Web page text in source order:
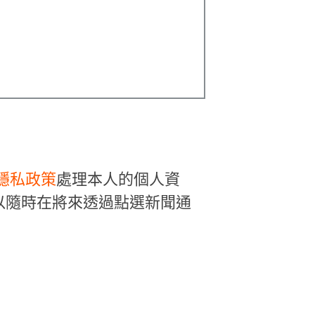
私政策處理本人的個人資
時在將來透過點選新聞通